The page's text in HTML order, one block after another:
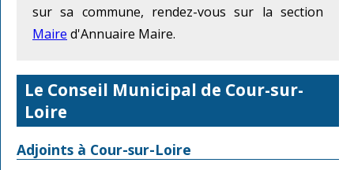
sur sa commune, rendez-vous sur la section
Maire d'Annuaire Maire.
Le Conseil Municipal de Cour-sur-
Loire
Adjoints à Cour-sur-Loire